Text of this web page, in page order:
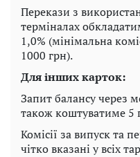
Перекази з
терміналах
1,0% (мінімальна
1000 грн).
Для інших карток:
Запит балансу через
також коштуватиме 5
Комісії за випуск та
чітко вказані у всіх